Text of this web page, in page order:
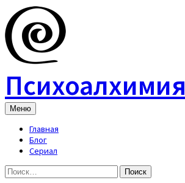
Skip
to
content
Психоалхимия
Меню
Главная
Блог
Сериал
Найти: